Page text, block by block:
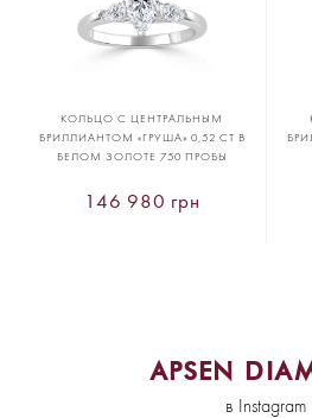
КОЛЬЦО С ЦЕНТРАЛЬНЫМ
БРИЛЛИАНТОМ «ГРУША» 0,52 CT В
БЕЛОМ ЗОЛОТЕ 750 ПРОБЫ
146 980 грн
APSEN
в Instagram